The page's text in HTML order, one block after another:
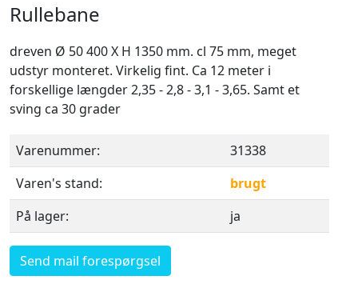
Rullebane
dreven Ø 50 400 X H 1350 mm. cl 75 mm, meget
udstyr monteret. Virkelig fint. Ca 12 meter i
forskellige længder 2,35 - 2,8 - 3,1 - 3,65. Samt et
sving ca 30 grader
Varenummer:
31338
Varen's stand:
brugt
På lager:
ja
Send mail forespørgsel